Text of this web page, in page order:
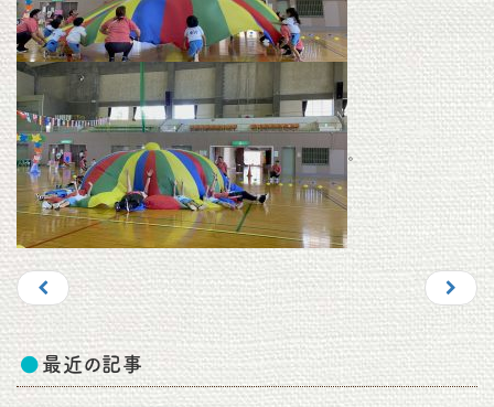
。
最近の記事